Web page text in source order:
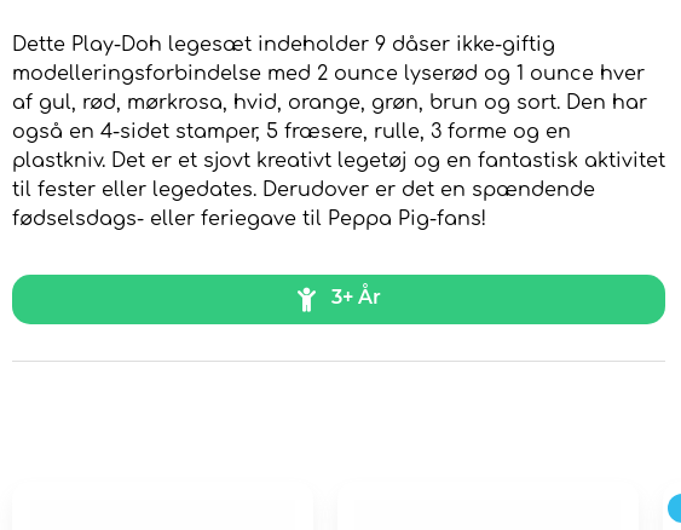
Dette Play-Doh legesæt indeholder 9 dåser ikke-giftig
modelleringsforbindelse med 2 ounce lyserød og 1 ounce hver
af gul, rød, mørkrosa, hvid, orange, grøn, brun og sort. Den har
også en 4-sidet stamper, 5 fræsere, rulle, 3 forme og en
plastkniv. Det er et sjovt kreativt legetøj og en fantastisk aktivitet
til fester eller legedates. Derudover er det en spændende
fødselsdags- eller feriegave til Peppa Pig-fans!
3+ År